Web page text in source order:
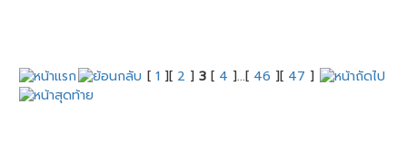
[ 1 ][ 2 ] 3 [ 4 ]...[ 46 ][ 47 ]